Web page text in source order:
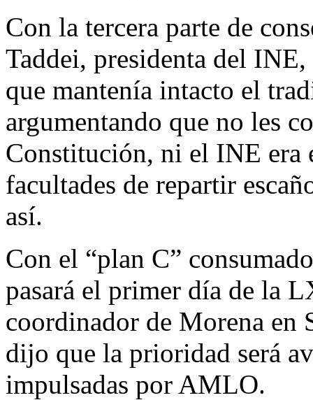
Con la tercera parte de
Taddei, presidenta del
que mantenía intacto el
argumentando que no les
Constitución, ni el INE era
facultades de repartir
así.
Con el “plan C”
pasará el primer día de la
coordinador de Morena en
dijo que la prioridad será
impulsadas por AMLO.